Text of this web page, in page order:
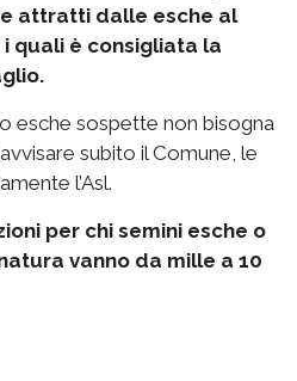
attratti dalle esche al
quali è consigliata la
esche sospette non bisogna
subito il Comune, le
l’Asl.
per chi semini esche o
vanno da mille a 10